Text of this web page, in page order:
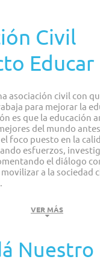
Civil
Educar
asociación civil con
para mejorar la
es que la educación
del mundo antes
foco puesto en la
esfuerzos,
el diálogo
a la sociedad
como
VER MÁS
Nuestro